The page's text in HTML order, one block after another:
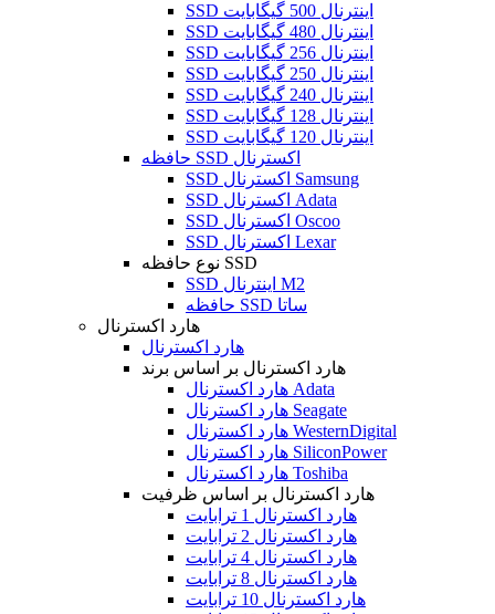
SSD اینترنال 500 گیگابایت
SSD اینترنال 480 گیگابایت
SSD اینترنال 256 گیگابایت
SSD اینترنال 250 گیگابایت
SSD اینترنال 240 گیگابایت
SSD اینترنال 128 گیگابایت
SSD اینترنال 120 گیگابایت
حافظه SSD اکسترنال
SSD اکسترنال Samsung
SSD اکسترنال Adata
SSD اکسترنال Oscoo
SSD اکسترنال Lexar
نوع حافظه SSD
SSD اینترنال M2
حافظه SSD ساتا
هارد اکسترنال
هارد اکسترنال
هارد اکسترنال بر اساس برند
هارد اکسترنال Adata
هارد اکسترنال Seagate
هارد اکسترنال WesternDigital
هارد اکسترنال SiliconPower
هارد اکسترنال Toshiba
هارد اکسترنال بر اساس ظرفیت
هارد اکسترنال 1 ترابایت
هارد اکسترنال 2 ترابایت
هارد اکسترنال 4 ترابایت
هارد اکسترنال 8 ترابایت
هارد اکسترنال 10 ترابایت